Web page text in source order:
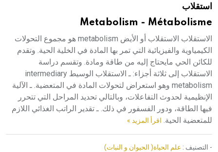
استقلاب
Metabolism - Métabolisme
الاستقلاب الاستقلاب أو الأيض metabolism هو مجموع التحولات
الكيمياوية والفيزيائية التي تمر بها المادة في الخلية الحية. وتقدم
للكائن الحي مايحتاج إليه من طاقة ومادة. وتقسم دراسة
الاستقلاب إلى ثلاثة أجزاء: ـ الاستقلاب الوسيط intermediary
metabolism وهو استعراض لتحولات المادة في المتعضية. ـ الآلية
الإنظيمية لحدوث التفاعلات، وبالتالي تحديد المراحل التي تتحرر
فيها الطاقة، ودور الفسفور في ذلك. ـ تقدير الراتب الغذائي اللازم
للمتعضية الحية. اقرأ المزيد »
- التصنيف : علم الحياة( الحيوان و النبات)